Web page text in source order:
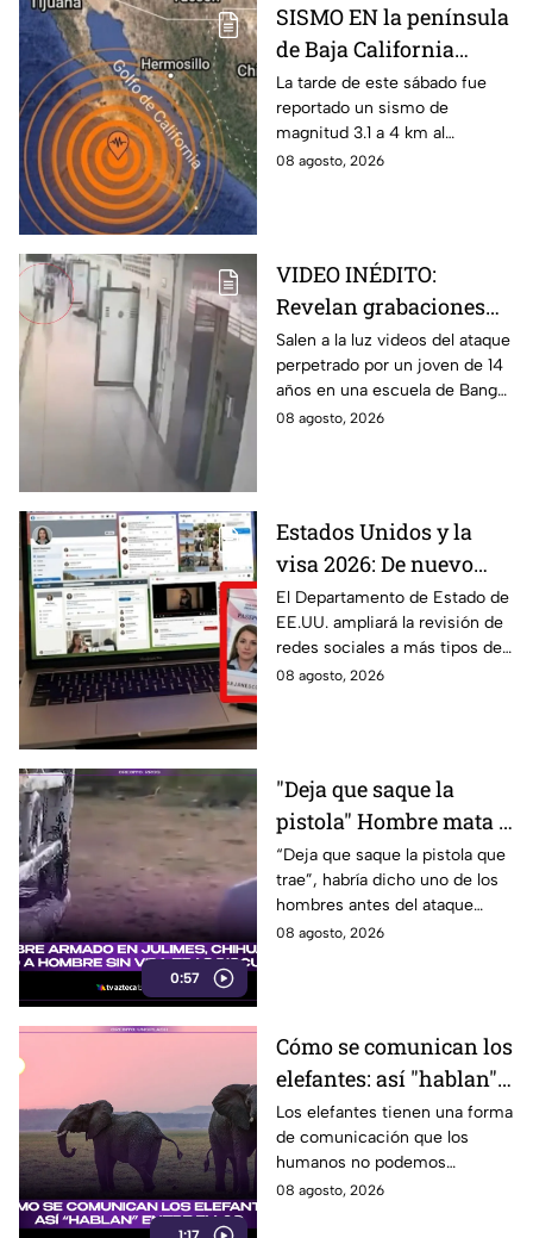
SISMO EN la península
de Baja California
sacude San José del
Cabo
La tarde de este sábado fue
reportado un sismo de
magnitud 3.1 a 4 km al
noroeste de San José del
08 agosto, 2026
VIDEO INÉDITO:
Revelan grabaciones
del tiroteo escolar que
dejó múltiples víctimas
Salen a la luz videos del ataque
perpetrado por un joven de 14
años en una escuela de Bang
Kruai, Tailandia. El saldo es de
08 agosto, 2026
Estados Unidos y la
visa 2026: De nuevo
revisarán las redes
sociales de mexicanos
que viaje a este país
El Departamento de Estado de
EE.UU. ampliará la revisión de
redes sociales a más tipos de
visa, incluyendo a mexicanos
08 agosto, 2026
0:57
"Deja que saque la
pistola" Hombre mata a
padre y hiere a su hijo
por supuestamente
invadir un camino
“Deja que saque la pistola que
trae”, habría dicho uno de los
hombres antes del ataque
armado en Julimes, Chihuahua
08 agosto, 2026
Cómo se comunican los
elefantes: así "hablan"
entre ellos
Los elefantes tienen una forma
de comunicación que los
humanos no podemos
escuchar, ellos “hablan” de una
08 agosto, 2026